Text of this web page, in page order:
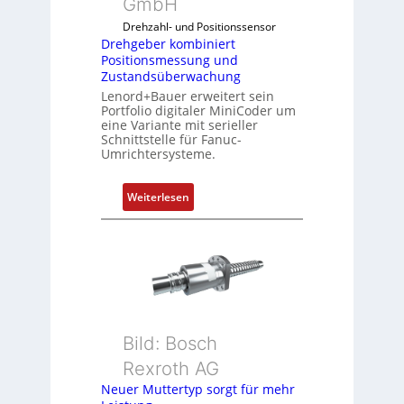
m
b
i
i
e
r
P
o
s
i
o
m
s
Drehzahl- und Positionssensor
Drehgeber kombiniert
Positionsmessung und
Zustandsüberwachung
Lenord+Bauer erweitert sein
Portfolio digitaler MiniCoder um
eine Variante mit serieller
Schnittstelle für Fanuc-
Umrichtersysteme.
Weiterlesen:
D
h
g
e
k
Bild: Bosch
Rexroth AG
Neuer Muttertyp sorgt für mehr